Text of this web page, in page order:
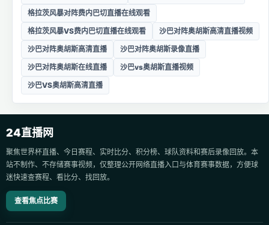
格拉茨风暴对阵费内巴切直播在线观看
格拉茨风暴VS费内巴切直播在线观看
沙巴对阵奥胡斯高清直播视频
沙巴对阵奥胡斯高清直播
沙巴对阵奥胡斯录像直播
沙巴对阵奥胡斯在线直播
沙巴vs奥胡斯直播视频
沙巴VS奥胡斯高清直播
24直播网
聚焦世界杯直播、今日赛程、实时比分、积分榜、球队资料和赛后录像回放。本
站不制作、不存储赛事视频，仅整理公开网络直播入口与体育赛事数据，方便球
迷快速查赛程、看比分、找回放。
查看焦点比赛